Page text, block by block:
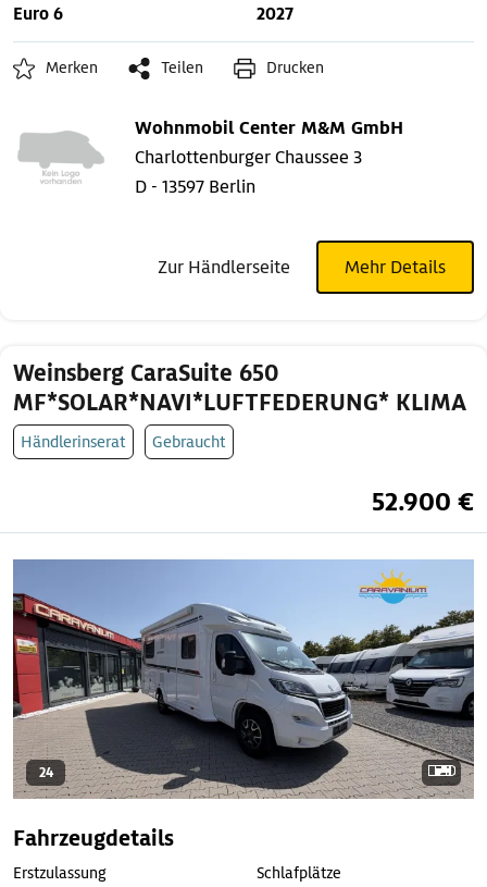
Euro 6 2027
Merken Teilen Drucken
Wohnmobil Center M&M GmbH
Charlottenburger Chaussee 3
D - 13597 Berlin
Zur Händlerseite Mehr Details
Weinsberg CaraSuite 650
MF*SOLAR*NAVI*LUFTFEDERUNG* KLIMA
Händlerinserat Gebraucht
52.900 €
24
Fahrzeugdetails
Erstzulassung Schlafplätze